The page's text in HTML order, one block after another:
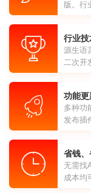
版。行
行业
源生语
二次开
功能更
多种功
发布插
省钱、
无需找
成本均